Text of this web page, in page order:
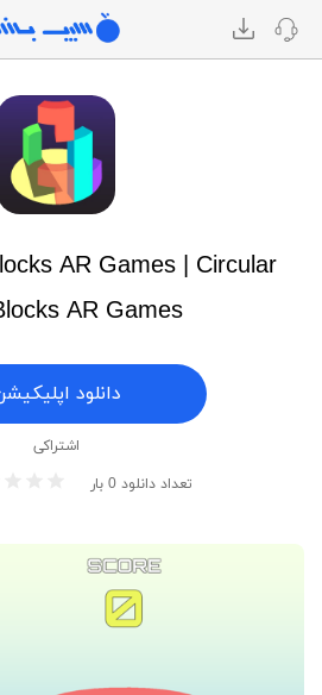
AR Games | Circular
AR Games
دانلود
اشتراکی
تعداد دانلود0 بار